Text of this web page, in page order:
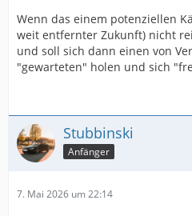
Wenn das einem potenziellen
weit entfernter Zukunft) nicht
und soll sich dann einen von
"gewarteten" holen und sich
Stubbinski
Anfänger
7. Mai 2026 um 22:14